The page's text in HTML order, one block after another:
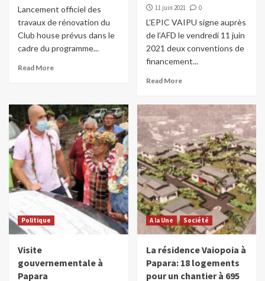
Lancement officiel des
travaux de rénovation du
Club house prévus dans le
cadre du programme...
Read More
11 juin 2021 0
L’EPIC VAIPU signe auprès
de l’AFD le vendredi 11 juin
2021 deux conventions de
financement...
Read More
Politique
Visite
gouvernementale à
Papara
A la Une Société
La résidence Vaiopoia à
Papara: 18 logements
pour un chantier à 695